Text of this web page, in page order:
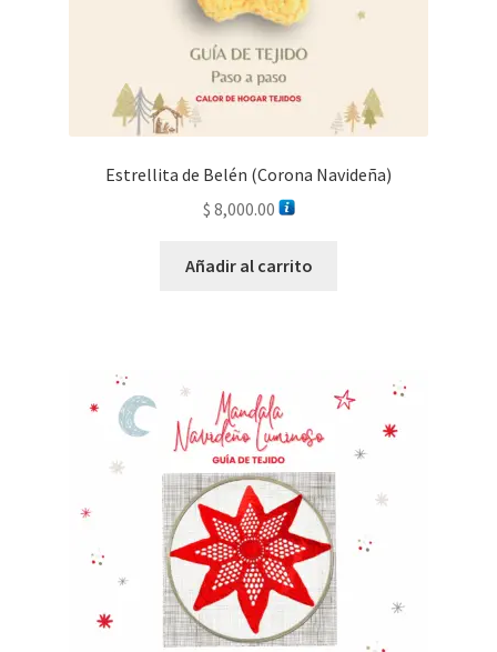
Estrellita de Belén (Corona Navideña)
$ 8,000.00
Añadir al carrito